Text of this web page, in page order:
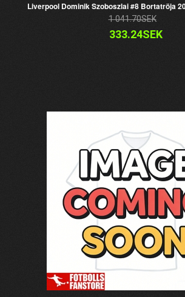
Liverpool Dominik Szoboszlai #8 Bortatröja
1 041.70SEK
333.24SEK